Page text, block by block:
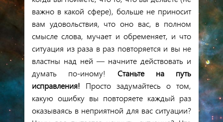
важно в какой сфере), больше не приносит
вам удовольствия, что оно вас, в полном
смысле слова, мучает и обременяет, и что
ситуация из раза в раз повторяется и вы не
властны над ней — начните действовать и
думать по-иному! Станьте на путь
исправления! Просто задумайтесь о том,
какую ошибку вы повторяете каждый раз
оказываясь в неприятной для вас ситуации?